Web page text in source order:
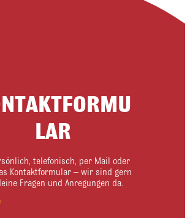
LAR
telefonisch, per Mail oder
Kontaktformular – wir sind gern
Fragen und Anregungen da.